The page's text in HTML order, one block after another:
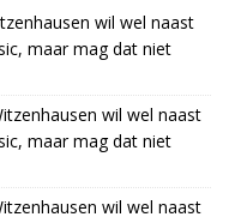
wil wel naast
maar mag dat niet
wil wel naast
maar mag dat niet
wil wel naast